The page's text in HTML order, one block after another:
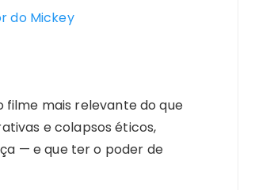
do Mickey
mais relevante do que
e colapsos éticos,
— e que ter o poder de